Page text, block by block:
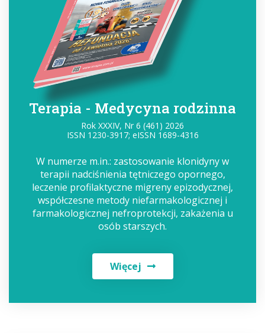
Terapia - Medycyna rodzinna
Rok XXXIV, Nr 6 (461) 2026
ISSN 1230-3917; eISSN 1689-4316
W numerze m.in.: zastosowanie klonidyny w
terapii nadciśnienia tętniczego opornego,
leczenie profilaktyczne migreny epizodycznej,
współczesne metody niefarmakologicznej i
farmakologicznej nefroprotekcji, zakażenia u
osób starszych.
Więcej